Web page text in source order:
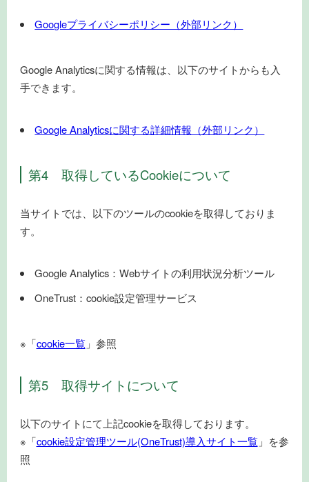
Googleプライバシーポリシー（外部リンク）
Google Analyticsに関する情報は、以下のサイトからも入
手できます。
Google Analyticsに関する詳細情報（外部リンク）
第4 取得しているCookieについて
当サイトでは、以下のツールのcookieを取得しておりま
す。
Google Analytics：Webサイトの利用状況分析ツール
OneTrust：cookie設定管理サービス
※「cookie一覧」参照
第5 取得サイトについて
以下のサイトにて上記cookieを取得しております。
※「cookie設定管理ツール(OneTrust)導入サイト一覧」を参
照